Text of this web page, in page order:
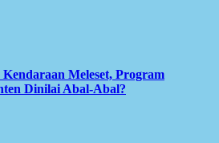
Meleset, Program
Dinilai Abal-Abal?